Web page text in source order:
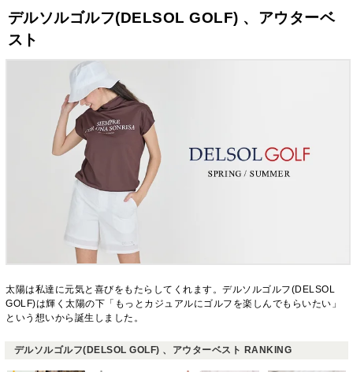
デルソルゴルフ(DELSOL GOLF) 、アウターベ
スト
太陽は私達に元気と喜びをもたらしてくれます。デルソルゴルフ(DELSOL
GOLF)は輝く太陽の下「もっとカジュアルにゴルフを楽しんでもらいたい」
という想いから誕生しました。
デルソルゴルフ(DELSOL GOLF) 、アウターベスト RANKING